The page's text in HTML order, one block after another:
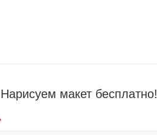
макет бесплатно!